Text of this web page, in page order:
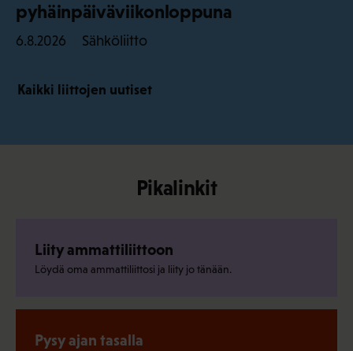
pyhäinpäiväviikonloppuna
6.8.2026 Sähköliitto
Kaikki liittojen uutiset
Pikalinkit
Liity ammattiliittoon
Löydä oma ammattiliittosi ja liity jo tänään.
Pysy ajan tasalla